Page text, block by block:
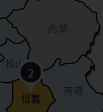
松山
信義
內湖
南港
2